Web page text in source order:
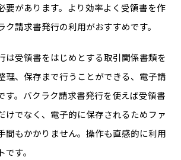
要があります。より効率よく受領書を作
ク請求書発行の利用がおすすめです。
は受領書をはじめとする取引関係書類を
理、保存まで行うことができる、電子請
す。バクラク請求書発行を使えば受領書
けでなく、電子的に保存されるためファ
間もかかりません。操作も直感的に利用
す。